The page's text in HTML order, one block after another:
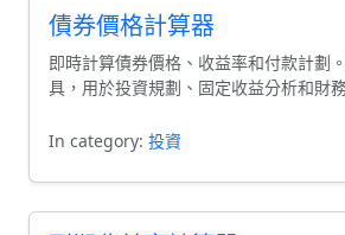
變得更加直觀。透過這些「財務分析
有效地進行財務決策，助您達成理想
債券價格計算器
即時計算債券價格、收益率和付款計劃
具，用於投資規劃、固定收益分析和財
In category: 投資